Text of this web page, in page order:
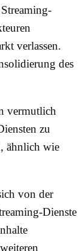
verlassen.
des
vermutlich
zu
ähnlich wie
von der
Dienste